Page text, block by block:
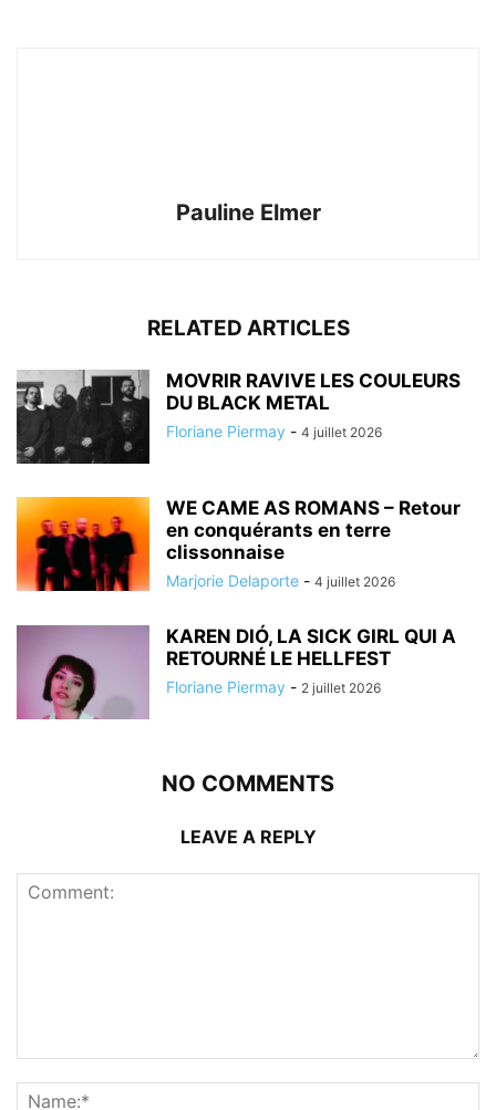
Pauline Elmer
RELATED ARTICLES
MOVRIR RAVIVE LES COULEURS
DU BLACK METAL
Floriane Piermay - 4 juillet 2026
WE CAME AS ROMANS – Retour
en conquérants en terre
clissonnaise
Marjorie Delaporte - 4 juillet 2026
KAREN DIÓ, LA SICK GIRL QUI A
RETOURNÉ LE HELLFEST
Floriane Piermay - 2 juillet 2026
NO COMMENTS
LEAVE A REPLY